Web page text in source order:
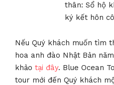
thân: Sổ hộ
ký kết hôn
Nếu Quý khách muốn tìm
hoa anh đào Nhật Bản
khảo tại đây. Blue Ocean
tour mới đến Quý khách